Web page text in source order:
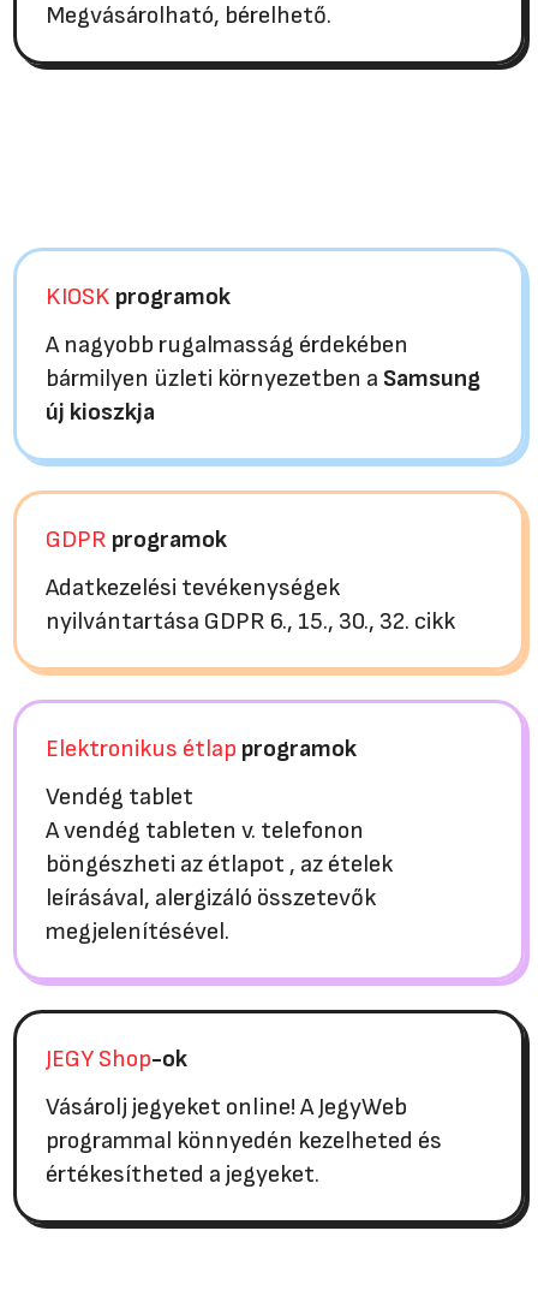
Megvásárolható, bérelhető.
KIOSK programok
A nagyobb rugalmasság érdekében
bármilyen üzleti környezetben a Samsung
új kioszkja
GDPR programok
Adatkezelési tevékenységek
nyilvántartása GDPR 6., 15., 30., 32. cikk
Elektronikus étlap programok
Vendég tablet
A vendég tableten v. telefonon
böngészheti az étlapot , az ételek
leírásával, alergizáló összetevők
megjelenítésével.
JEGY Shop-ok
Vásárolj jegyeket online! A JegyWeb
programmal könnyedén kezelheted és
értékesítheted a jegyeket.